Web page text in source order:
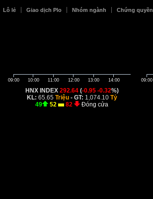
Lô lẻ Giao dịch Plo Nhóm ngành Chứng quyền
09:00 10:00 11:00 12:00 13:00 14:00
HNX INDEX 292.64 (-0.95 -0.32%)
KL: 65.65Triệu- GT: 1,074.10Tỷ
49
52 82 Đóng cửa
09:00